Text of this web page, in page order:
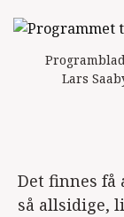
Lars
Det finnes få
så allsidige,